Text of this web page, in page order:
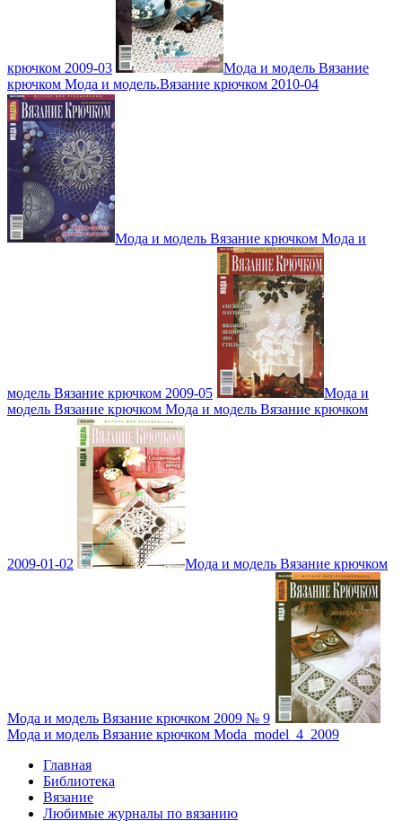
крючком 2009-03
Мода и модель Вязание
крючком Мода и модель.Вязание крючком 2010-04
Мода и модель Вязание крючком Мода и
модель Вязание крючком 2009-05
Мода и
модель Вязание крючком Мода и модель Вязание крючком
2009-01-02 Мода и модель Вязание крючком
Мода и модель Вязание крючком 2009 № 9
Мода и модель Вязание крючком Moda_model_4_2009
Главная
Библиотека
Вязание
Любимые журналы по вязанию